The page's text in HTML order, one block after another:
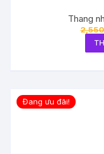
Thang
Đang ưu đãi!